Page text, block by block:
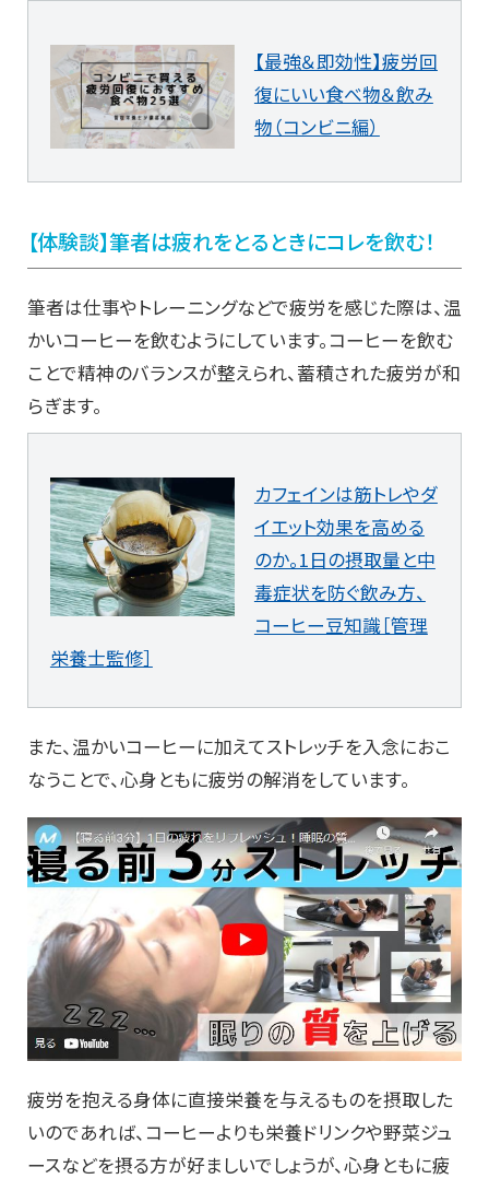
【最強＆即効性】疲労回
復にいい食べ物＆飲み
物（コンビニ編）
【体験談】筆者は疲れをとるときにコレを飲む！
筆者は仕事やトレーニングなどで疲労を感じた際は、温
かいコーヒーを飲むようにしています。コーヒーを飲む
ことで精神のバランスが整えられ、蓄積された疲労が和
らぎます。
カフェインは筋トレやダ
イエット効果を高める
のか。1日の摂取量と中
毒症状を防ぐ飲み方、
コーヒー豆知識［管理
栄養士監修］
また、温かいコーヒーに加えてストレッチを入念におこ
なうことで、心身ともに疲労の解消をしています。
疲労を抱える身体に直接栄養を与えるものを摂取した
いのであれば、コーヒーよりも栄養ドリンクや野菜ジュ
ースなどを摂る方が好ましいでしょうが、心身ともに疲